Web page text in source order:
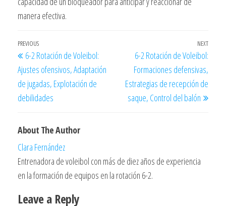
manera efectiva.
Post
navigation
Previous
Post
PREVIOUS
6-2 Rotación de Voleibol:
Ajustes ofensivos, Adaptación
de jugadas, Explotación de
debilidades
Next
NEXT
6-2 Rotación de Voleibol:
Formaciones defensivas,
Estrategias de recepción de
saque, Control del balón
About The Author
Clara Fernández
Entrenadora de voleibol con más de diez años de experiencia
en la formación de equipos en la rotación 6-2.
Leave a Reply